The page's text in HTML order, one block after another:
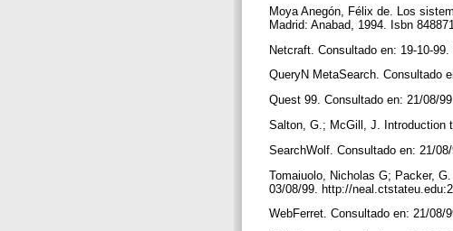
Moya Anegón, Félix de. Los
Madrid: Anabad, 1994. Isbn
Netcraft. Consultado en: 19-10-
QueryN MetaSearch. Consultado
Quest 99. Consultado en: 21/08/
Salton, G.; McGill, J. Introduction
SearchWolf. Consultado en: 21/
Tomaiuolo, Nicholas G; Packer,
03/08/99. http://
WebFerret. Consultado en: 21/08/